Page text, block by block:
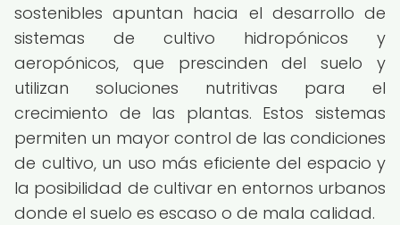
sostenibles apuntan hacia el desarrollo de
sistemas de cultivo hidropónicos y
aeropónicos, que prescinden del suelo y
utilizan soluciones nutritivas para el
crecimiento de las plantas. Estos sistemas
permiten un mayor control de las condiciones
de cultivo, un uso más eficiente del espacio y
la posibilidad de cultivar en entornos urbanos
donde el suelo es escaso o de mala calidad.